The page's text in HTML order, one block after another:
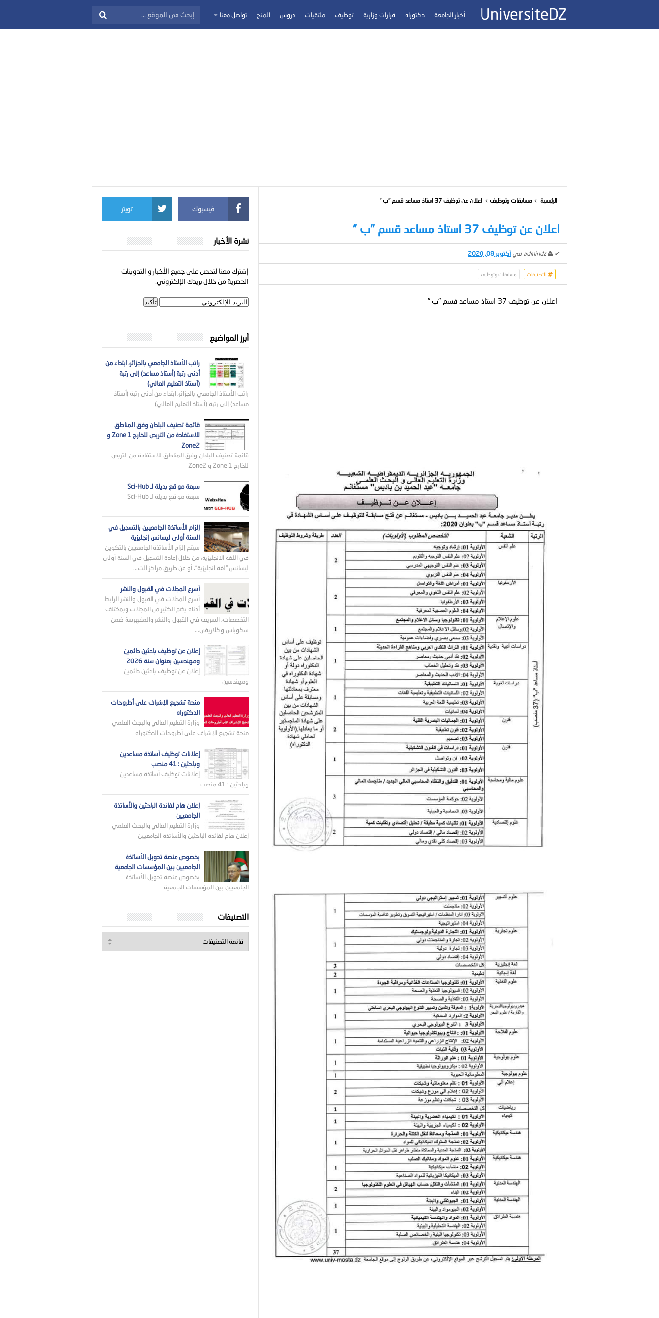
UniversiteDZ أخبار الجامعة دكتوراه قرارات وزارية توظيف ملتقيات دروس المنح تواصل معنا
الرئيسية مسابقات وتوظيف اعلان عن توظيف 37 استاذ مساعد قسم "ب "
اعلان عن توظيف 37 استاذ مساعد قسم "ب "
✔
admindz فيأكتوبر 08, 2020
التصنيفات مسابقات وتوظيف
اعلان عن توظيف 37 استاذ مساعد قسم "ب "
فيسبوك تويتر
نشرة الأخبار
إشترك معنا لتحصل على جميع الأخبار و التدوينات
الحصرية من خلال بريدك الإلكتروني.
أبرز المواضيع
راتب الأستاذ الجامعي بالجزائر، ابتداء من
أدنى رتبة (أستاذ مساعد) إلى رتبة
(أستاذ التعليم العالي)
راتب الأستاذ الجامعي بالجزائر، ابتداء من أدنى رتبة (أستاذ
مساعد) إلى رتبة (أستاذ التعليم العالي)
قائمة تصنيف البلدان وفق المناطق
للاستفادة من التربص للخارج Zone 1 و
Zone2
قائمة تصنيف البلدان وفق المناطق للاستفادة من التربص
للخارج Zone 1 و Zone2
سبعة مواقع بديلة لـ Sci-Hub
سبعة مواقع بديلة لـ Sci-Hub
إلزام الأساتذة الجامعيين بالتسجيل في
السنة أولى ليسانس إنجليزية
سيتم إلزام الأساتذة الجامعيين بالتكوين
في اللغة الانجليزية، من خلال إعادة التسجيل في السنة أولى
ليسانس “لغة انجليزية”، أو عن طريق مراكز الت...
أسرع المجلات في القبول والنشر
أسرع المجلات في القبول والنشر الرابط
أدناه يضم الكثير من المجلات وبمختلف
التخصصات، السريعة في القبول والنشر والمفهرسة ضمن
سكوباس وكلاريفي...
إعلان عن توظيف باحثين دائمين
ومهندسين بعنوان سنة 2026
إعلان عن توظيف باحثين دائمين
ومهندسين
منحة تشجيع الإشراف على أطروحات
الدكتوراه
وزارة التعليم العالي والبجث العلمي
منحة تشجيع الإشراف على أطروحات الدكتوراه
إعلانات توظيف أساتذة مساعدين
وباحثين : 41 منصب
إعلانات توظيف أساتذة مساعدين
وباحثين : 41 منصب
إعلان هام لفائدة الباحثين والأساتذة
الجامعيين
وزارة التعليم العالي والبحث العلمي
إعلان هام لفائدة الباحثين والأساتذة الجامعيين
بخصوص منصة تحويل الأساتذة
الجامعيين بين المؤسسات الجامعية
بخصوص منصة تحويل الأساتذة
الجامعيين بين المؤسسات الجامعية
التصنيفات